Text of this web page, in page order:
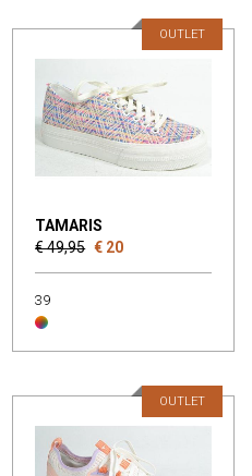
TAMARIS
€ 49,95 € 20
OUTLET
39
OUTLET